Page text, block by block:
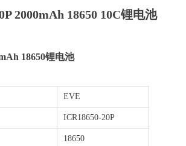
2000mAh 18650 10C锂电池
18650锂电池
EVE
ICR18650-20P
18650